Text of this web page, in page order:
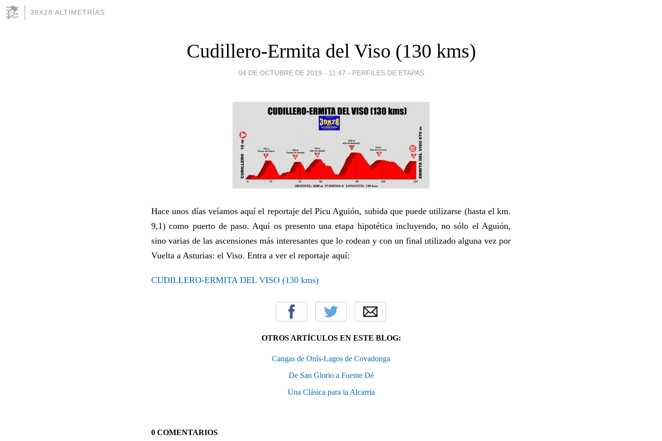
39X28 ALTIMETRÍAS
Cudillero-Ermita del Viso (130 kms)
04 DE OCTUBRE DE 2019 - 11:47 - PERFILES DE ETAPAS
Hace unos días veíamos aquí el reportaje del Picu Aguión, subida que puede utilizarse (hasta el km.
9,1) como puerto de paso. Aquí os presento una etapa hipotética incluyendo, no sólo el Aguión,
sino varias de las ascensiones más interesantes que lo rodean y con un final utilizado alguna vez por
Vuelta a Asturias: el Viso. Entra a ver el reportaje aquí:
CUDILLERO-ERMITA DEL VISO (130 kms)
OTROS ARTÍCULOS EN ESTE BLOG:
Cangas de Onís-Lagos de Covadonga
De San Glorio a Fuente Dé
Una Clásica para la Alcarria
0 COMENTARIOS